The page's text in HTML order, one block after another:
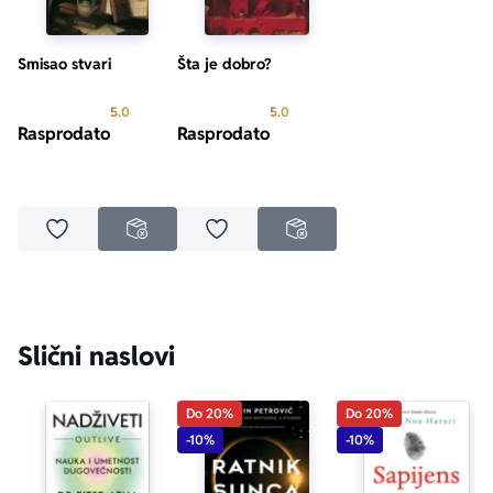
Smisao stvari
5.0 Prosecna ocena je 5.0 od 5
Rasprodato
Dodaj u omiljeneNEDOSTUPNO
Šta je dobro?
5.0
Rasprodato
Dodaj u omiljeneNEDOSTUPNO
Slični naslovi
Do 20%
-10%
Do 20%
-10%